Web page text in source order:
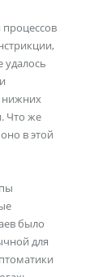
процессов
удалось
нижних
Что же
в этой
было
для